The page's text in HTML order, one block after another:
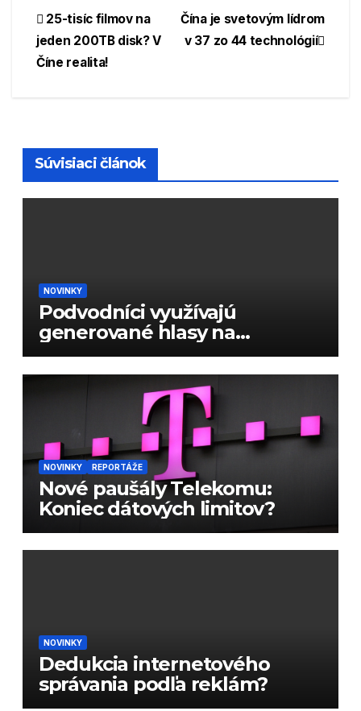
Navigácia
v
Čína je svetovým lídrom
v 37 zo 44 technológií
25-tisíc filmov na
jeden 200TB disk? V
Číne realita!
Súvisiaci článok
NOVINKY
Podvodníci využívajú
generované hlasy na
podvody
NOVINKY REPORTÁŽE
Nové paušály Telekomu:
Koniec dátových limitov?
NOVINKY
Dedukcia internetového
správania podľa reklám?